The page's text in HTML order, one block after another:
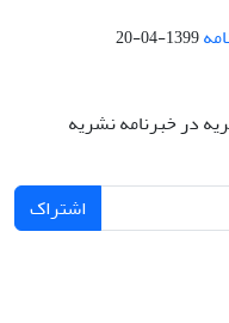
1399-04-20
در خبرنامه نشریه
اشتراک